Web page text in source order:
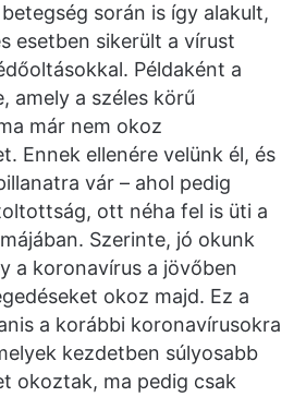
során is így alakult,
esetben sikerült a vírust
Példaként a
amely a széles körű
már nem okoz
Ennek ellenére velünk él, és
vár – ahol pedig
ott néha fel is üti a
Szerinte, jó okunk
a koronavírus a jövőben
okoz majd. Ez a
a korábbi koronavírusokra
kezdetben súlyosabb
okoztak, ma pedig csak